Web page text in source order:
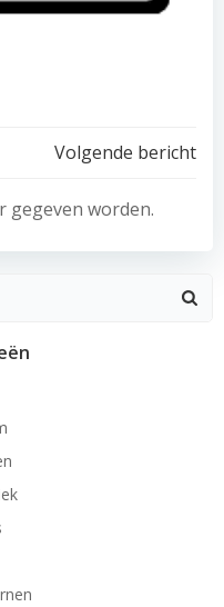
BerichtVolgende bericht
gegeven worden.